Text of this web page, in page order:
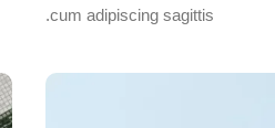
cum adipiscing sagittis.